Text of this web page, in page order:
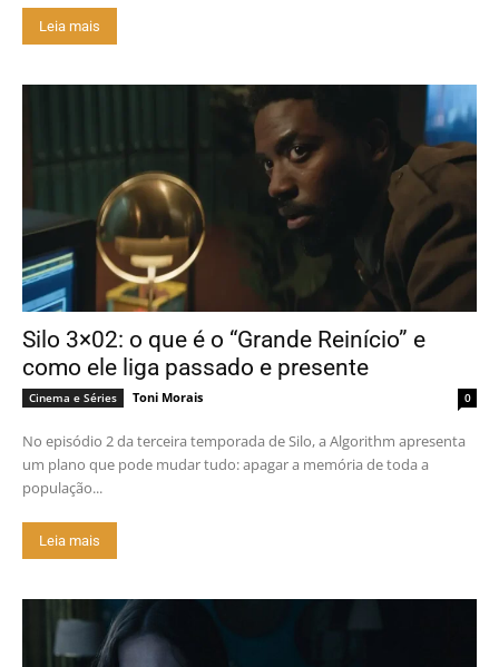
Leia mais
Silo 3×02: o que é o “Grande Reinício” e
como ele liga passado e presente
Cinema e Séries Toni Morais 0
No episódio 2 da terceira temporada de Silo, a Algorithm apresenta
um plano que pode mudar tudo: apagar a memória de toda a
população...
Leia mais